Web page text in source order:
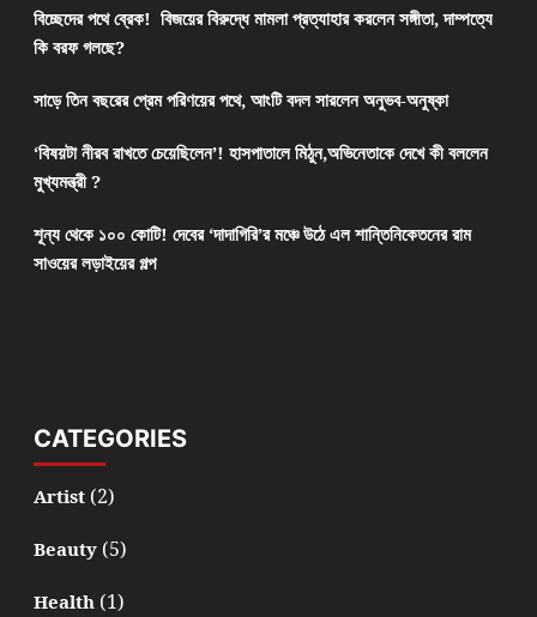
বিচ্ছেদের পথে ব্রেক! বিজয়ের বিরুদ্ধে মামলা প্রত্যাহার করলেন সঙ্গীতা, দাম্পত্যে
কি বরফ গলছে?
সাড়ে তিন বছরের প্রেম পরিণয়ের পথে, আংটি বদল সারলেন অনুভব-অনুষ্কা
‘বিষয়টা নীরব রাখতে চেয়েছিলেন’! হাসপাতালে মিঠুন,অভিনেতাকে দেখে কী বললেন
মুখ্যমন্ত্রী ?
শূন্য থেকে ১০০ কোটি! দেবের ‘দাদাগিরি’র মঞ্চে উঠে এল শান্তিনিকেতনের রাম
সাওয়ের লড়াইয়ের গল্প
CATEGORIES
Artist(2)
Beauty(5)
Health(1)